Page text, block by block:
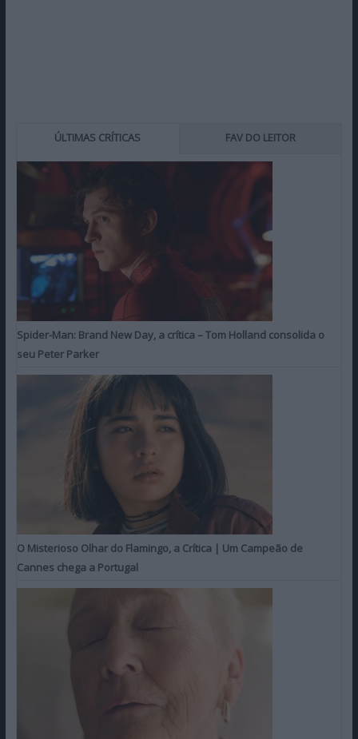
ÚLTIMAS CRÍTICAS FAV DO LEITOR
Spider-Man: Brand New Day, a crítica – Tom Holland consolida o
seu Peter Parker
O Misterioso Olhar do Flamingo, a Crítica | Um Campeão de
Cannes chega a Portugal